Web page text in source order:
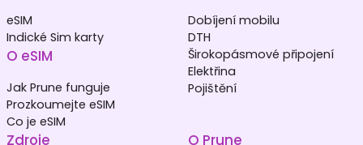
eSIM
Indické Sim karty
O eSIM
Jak Prune funguje
Prozkoumejte eSIM
Co je eSIM
Dobíjení mobilu
DTH
Širokopásmové připojení
Elektřina
Pojištění
Zdroje O Prune